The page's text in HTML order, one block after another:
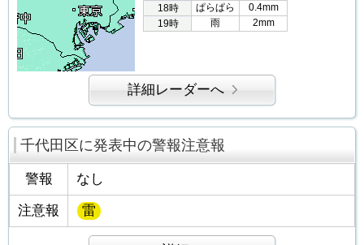
18時
ぱらぱら
0.4mm
19時
雨 2mm
詳細レーダーへ
千代田区に発表中の警報注意報
警報 なし
注意報 雷